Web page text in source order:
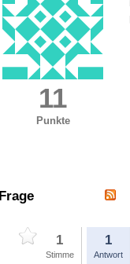
11
Punkte
Frage
1
Stimme
1
Antwort